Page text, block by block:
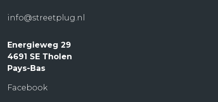
info@streetplug.nl
Energieweg 29
4691 SE Tholen
Pays-Bas
Facebook